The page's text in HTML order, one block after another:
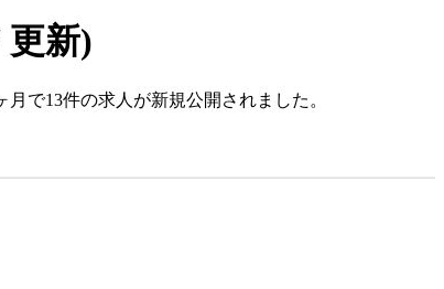
更新)
で13件の求人が新規公開されました。